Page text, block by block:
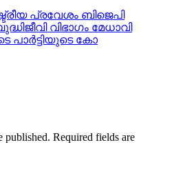
പ്രവേശം ബിജെപി
വിഭാഗം മേധാവി
പാര്‍ട്ടിയുടെ കോ
published. Required fields are